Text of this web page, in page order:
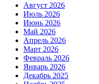
Август 2026
Июль 2026
Июнь 2026
Май 2026
Апрель 2026
Март 2026
Февраль 2026
Январь 2026
Декабрь 2025